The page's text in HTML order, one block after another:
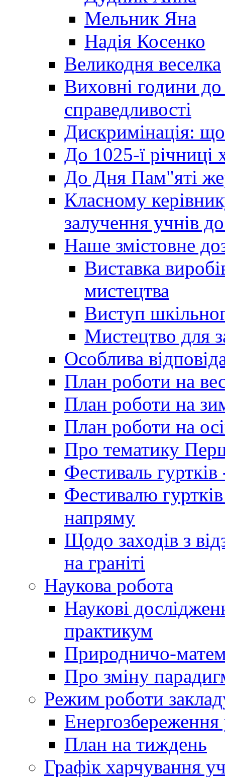
Мельник Яна
Надія Косенко
Великодня веселка
Виховні години до
справедливості
Дискримінація:
До 1025-ї річниці
До Дня Пам"яті
Класному
залучення учнів
Наше змістовне
Виставка
мистецтва
Виступ
Мистецтво для
Особлива
План роботи на
План роботи на
План роботи на
Про тематику
Фестиваль
Фестивалю
напряму
Щодо заходів з
на граніті
Наукова робота
Наукові
практикум
Природничо-
Про зміну
Режим роботи
Енергозбереження
План на тиждень
Графік харчування